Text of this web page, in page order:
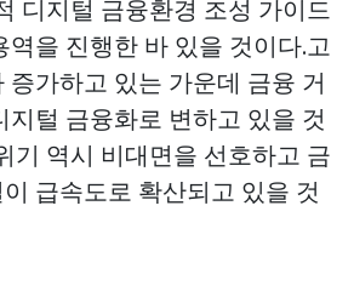
디지털 금융환경 조성 가이드
역을 진행한 바 있을 것이다.고
증가하고 있는 가운데 금융 거
지털 금융화로 변하고 있을 것
기 역시 비대면을 선호하고 금
급속도로 확산되고 있을 것